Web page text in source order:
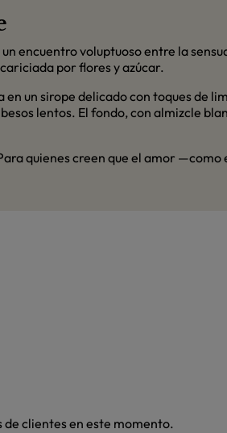
un encuentro voluptuoso entre la
por flores y azúcar.
un sirope delicado con toques de
lentos. El fondo, con almizcle
quienes creen que el amor
de clientes en este momento.